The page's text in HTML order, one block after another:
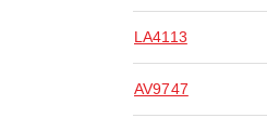
LA4113
AV9747